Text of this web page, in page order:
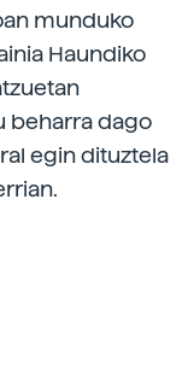
munduko
Haundiko
beharra dago
egin dituztela